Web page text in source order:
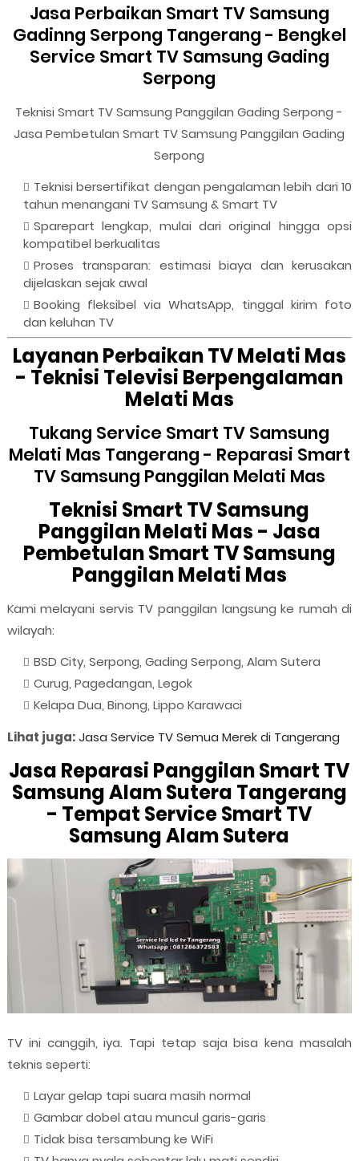
Jasa Perbaikan Smart TV Samsung
Gadinng Serpong Tangerang - Bengkel
Service Smart TV Samsung Gading
Serpong
Teknisi Smart TV Samsung Panggilan Gading Serpong -
Jasa Pembetulan Smart TV Samsung Panggilan Gading
Serpong
Teknisi bersertifikat dengan pengalaman lebih dari 10
tahun menangani TV Samsung & Smart TV
Sparepart lengkap, mulai dari original hingga opsi
kompatibel berkualitas
Proses transparan: estimasi biaya dan kerusakan
dijelaskan sejak awal
Booking fleksibel via WhatsApp, tinggal kirim foto
dan keluhan TV
Layanan Perbaikan TV Melati Mas
- Teknisi Televisi Berpengalaman
Melati Mas
Tukang Service Smart TV Samsung
Melati Mas Tangerang - Reparasi Smart
TV Samsung Panggilan Melati Mas
Teknisi Smart TV Samsung
Panggilan Melati Mas - Jasa
Pembetulan Smart TV Samsung
Panggilan Melati Mas
Kami melayani servis TV panggilan langsung ke rumah di
wilayah:
BSD City, Serpong, Gading Serpong, Alam Sutera
Curug, Pagedangan, Legok
Kelapa Dua, Binong, Lippo Karawaci
Lihat juga:Jasa Service TV Semua Merek di Tangerang
Jasa Reparasi Panggilan Smart TV
Samsung Alam Sutera Tangerang
- Tempat Service Smart TV
Samsung Alam Sutera
TV ini canggih, iya. Tapi tetap saja bisa kena masalah
teknis seperti:
Layar gelap tapi suara masih normal
Gambar dobel atau muncul garis-garis
Tidak bisa tersambung ke WiFi